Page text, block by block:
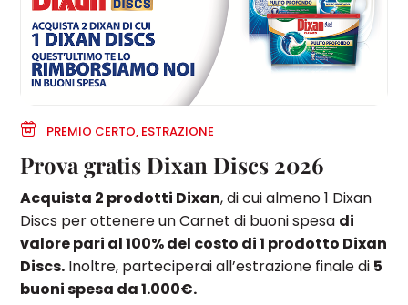
PREMIO CERTO, ESTRAZIONE
Prova gratis Dixan Discs 2026
Acquista 2 prodotti Dixan, di cui almeno 1 Dixan
Discs per ottenere un Carnet di buoni spesa di
valore pari al 100% del costo di 1 prodotto Dixan
Discs. Inoltre, parteciperai all’estrazione finale di 5
buoni spesa da 1.000€.